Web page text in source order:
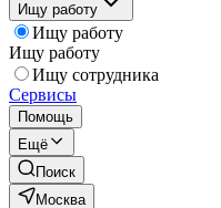
Ищу работу
Ищу работу
Ищу работу
Ищу сотрудника
Сервисы
Помощь
Ещё
Поиск
Москва